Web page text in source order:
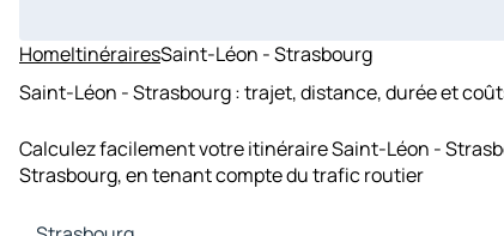
HomeItinérairesSaint-Léon - Strasbourg
Saint-Léon - Strasbourg : trajet, distance, durée et
Calculez facilement votre itinéraire Saint-Léon -
Strasbourg, en tenant compte du trafic routier